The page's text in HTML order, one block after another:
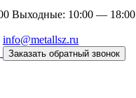
Выходные: 10:00 — 18:00
info@metallsz.ru
Заказать обратный звонок